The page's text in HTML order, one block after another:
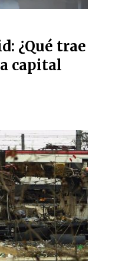
¿Qué trae
capital